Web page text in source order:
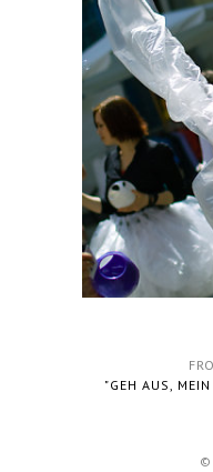
"GEH AUS,
©